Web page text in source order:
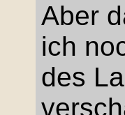
Aber
ich
des